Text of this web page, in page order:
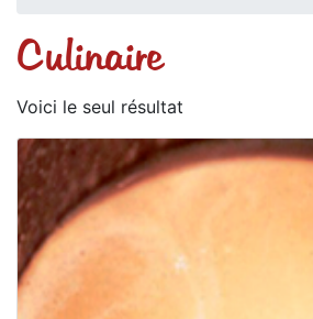
Culinaire
Voici le seul résultat